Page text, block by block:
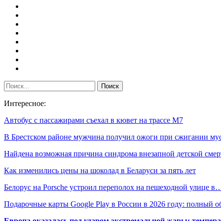
Интересное:
Автобус с пассажирами съехал в кювет на трассе М7
В Брестском районе мужчина получил ожоги при сжигании
Найдена возможная причина синдрома внезапной детской
Как изменились цены на шоколад в Беларуси за пять лет
Белорус на Porsche устроил переполох на пешеходной улице
Подарочные карты Google Play в России в 2026 году: полный